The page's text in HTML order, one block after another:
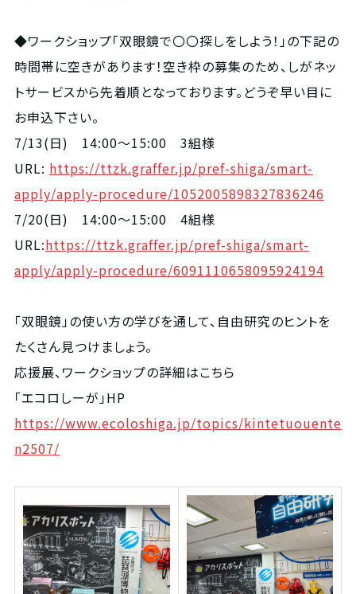
◆ワークショップ「双眼鏡で〇〇探しをしよう！」の下記の
時間帯に空きがあります！空き枠の募集のため、しがネッ
トサービスから先着順となっております。どうぞ早い目に
お申込下さい。
7/13(日) 14:00～15:00 3組様
URL: https://ttzk.graffer.jp/pref-shiga/smart-
apply/apply-procedure/1052005898327836246
7/20(日) 14:00～15:00 4組様
URL:https://ttzk.graffer.jp/pref-shiga/smart-
apply/apply-procedure/6091110658095924194
「双眼鏡」の使い方の学びを通して、自由研究のヒントを
たくさん見つけましょう。
応援展、ワークショップの詳細はこちら
「エコロしーが」HP
https://www.ecoloshiga.jp/topics/kintetuouente
n2507/